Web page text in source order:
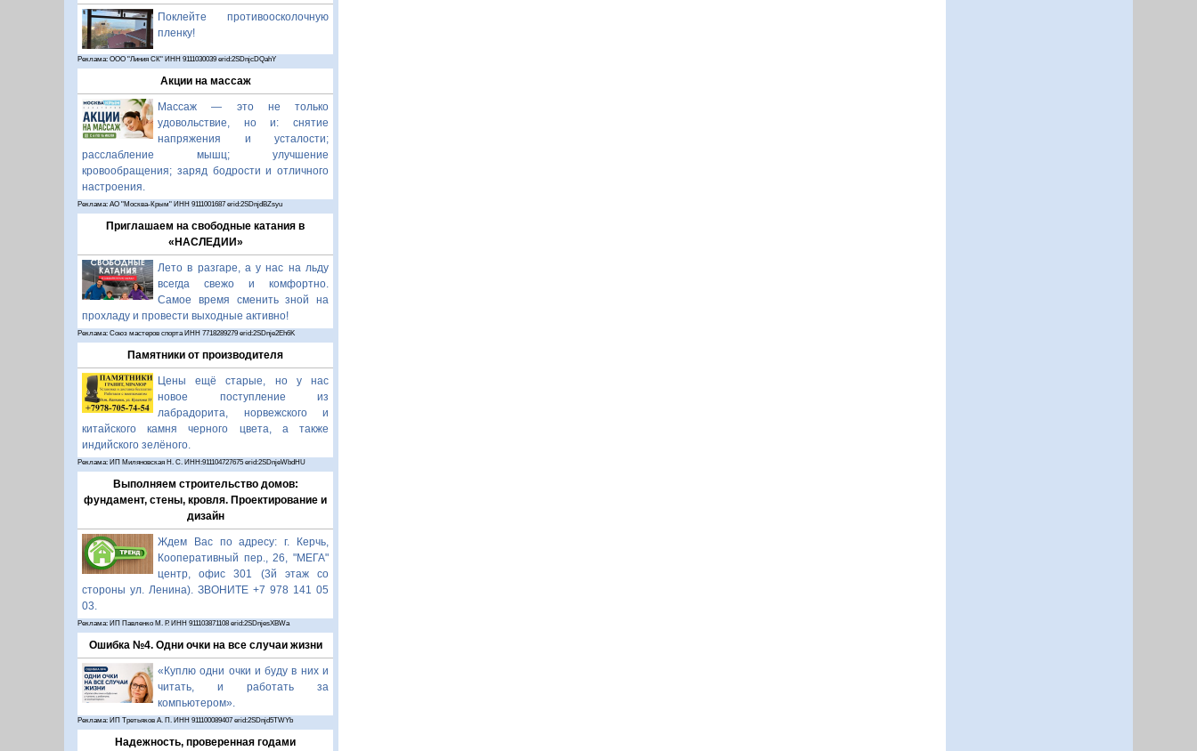
Поклейте противоосколочную
пленку!
Реклама: ООО "Линия СК" ИНН 9111030039 erid:2SDnjcDQahY
Акции на массаж
Массаж — это не только
удовольствие, но и: снятие
напряжения и усталости;
расслабление мышц; улучшение
кровообращения; заряд бодрости и отличного
настроения.
Реклама: АО "Москва-Крым" ИНН 9111001687 erid:2SDnjdBZsyu
Приглашаем на свободные катания в
«НАСЛЕДИИ»
Лето в разгаре, а у нас на льду
всегда свежо и комфортно.
Самое время сменить зной на
прохладу и провести выходные активно!
Реклама: Союз мастеров спорта ИНН 7718289279 erid:2SDnje2Eh6K
Памятники от производителя
Цены ещё старые, но у нас
новое поступление из
лабрадорита, норвежского и
китайского камня черного цвета, а также
индийского зелёного.
Реклама: ИП Миляновская Н. С. ИНН:911104727675 erid:2SDnjeWbdHU
Выполняем строительство домов:
фундамент, стены, кровля. Проектирование и
дизайн
Ждем Вас по адресу: г. Керчь,
Кооперативный пер., 26, "МЕГА"
центр, офис 301 (3й этаж со
стороны ул. Ленина). ЗВОНИТЕ +7 978 141 05
03.
Реклама: ИП Павленко М. Р. ИНН 911103871108 erid:2SDnjesXBWa
Ошибка №4. Одни очки на все случаи жизни
«Куплю одни очки и буду в них и
читать, и работать за
компьютером».
Реклама: ИП Третьяков А. П. ИНН 911100089407 erid:2SDnjd5TWYb
Надежность, проверенная годами